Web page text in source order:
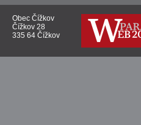
Obec Čížkov
Čížkov 28
335 64 Čížkov